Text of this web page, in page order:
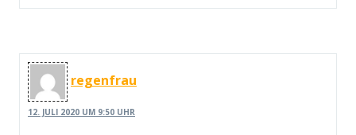
regenfrau
12. JULI 2020 UM 9:50 UHR